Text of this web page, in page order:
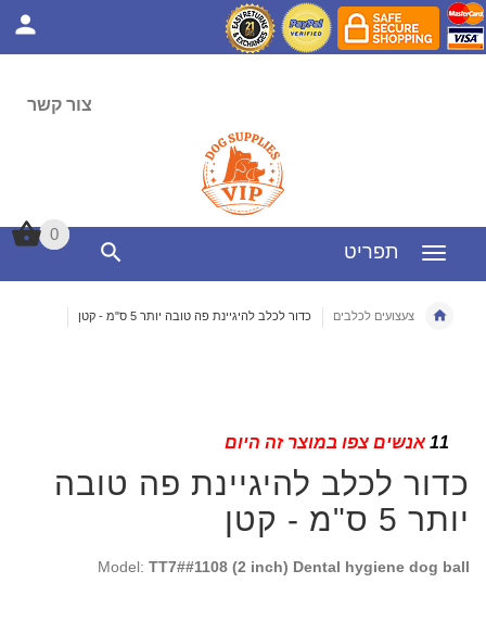
צור קשר
0
תפריט
0
צעצועים לכלבים כדור לכלב להיגיינת פה טובה יותר 5 ס"מ - קטן
אנשים צפו במוצר זה היום
כדור לכלב להיגיינת פה טובה
יותר 5 ס"מ - קטן
Model: TT7##1108 (2 inch) Dental hygiene dog ball